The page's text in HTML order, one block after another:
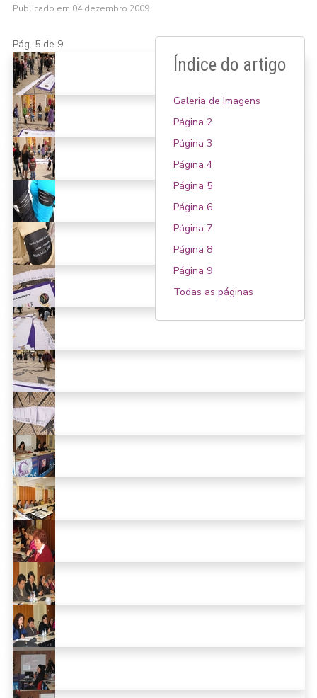
Publicado em 04 dezembro 2009
Índice do artigo
Galeria de Imagens
Página 2
Página 3
Página 4
Página 5
Página 6
Página 7
Página 8
Página 9
Todas as páginas
Pág. 5 de 9